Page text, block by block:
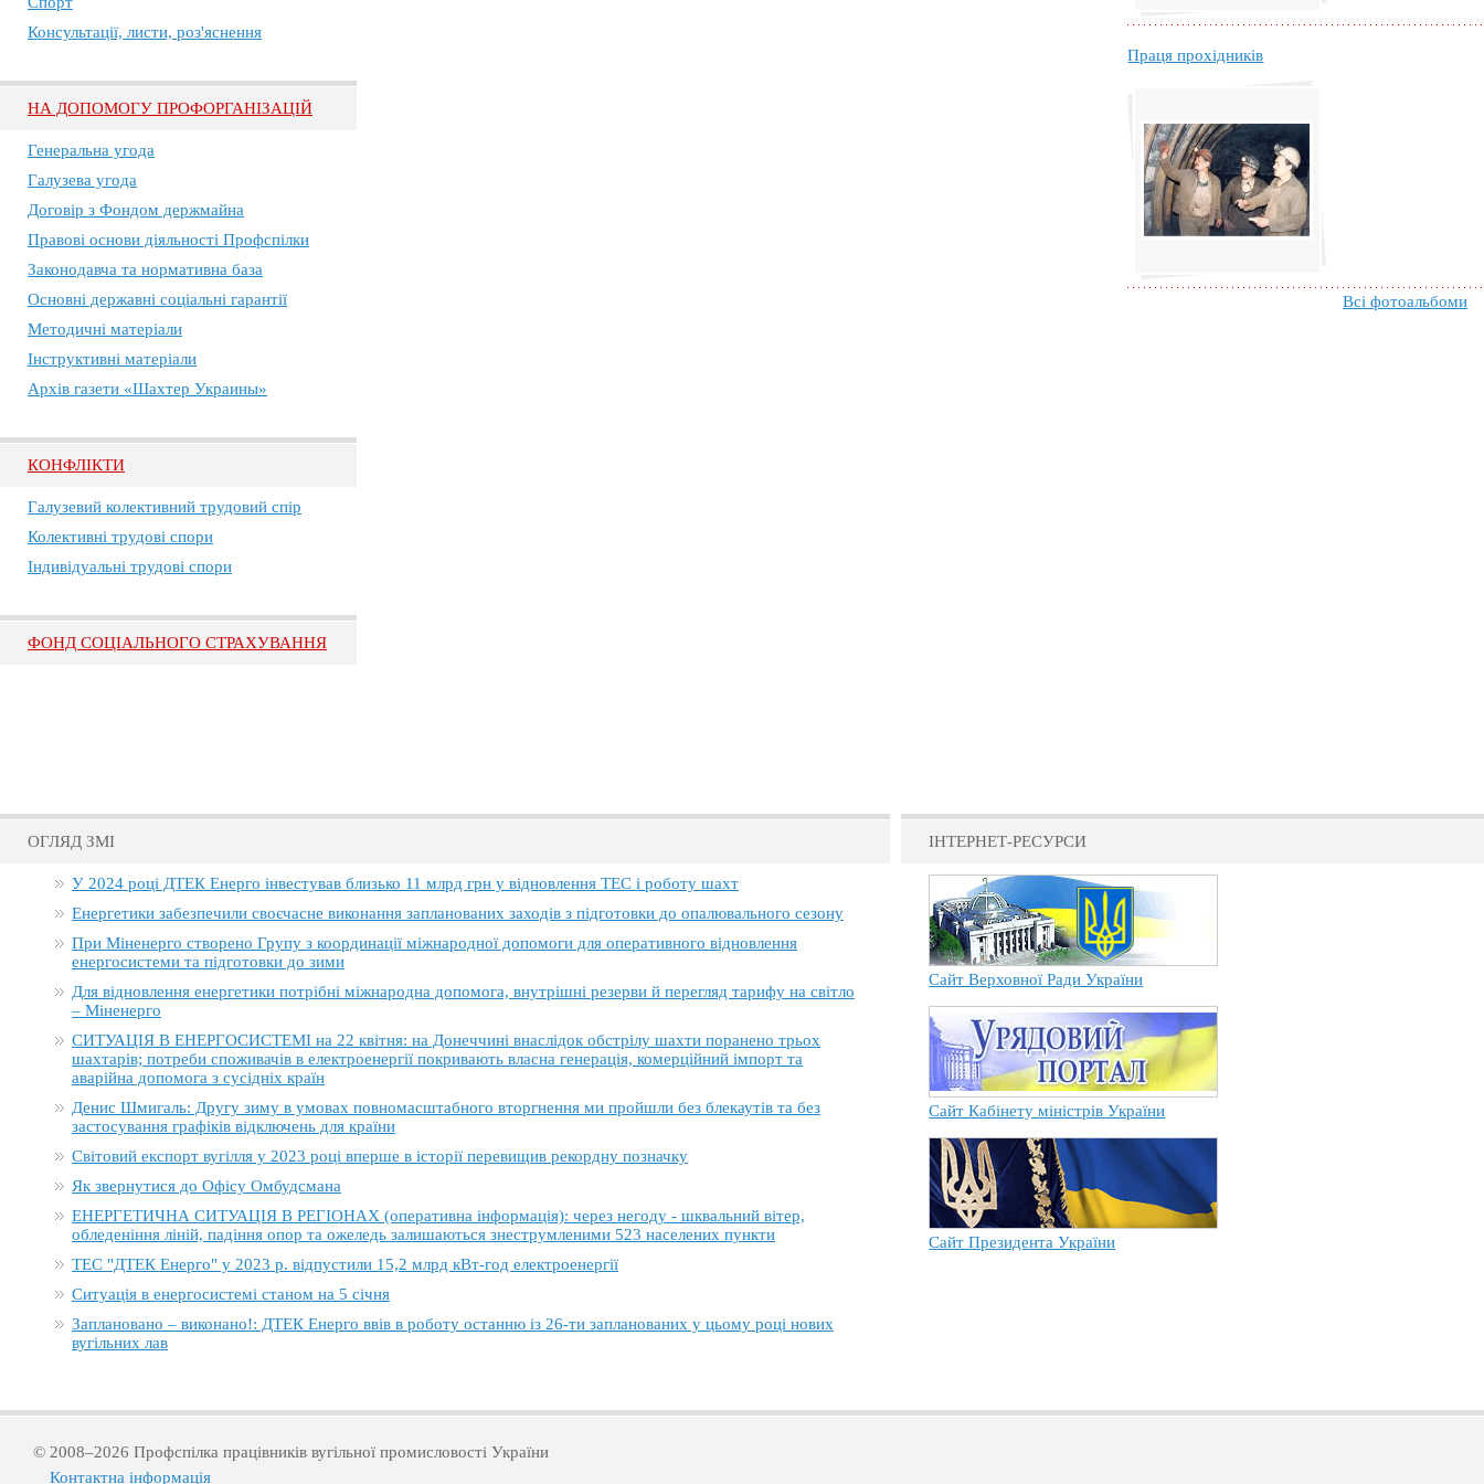
Консультації, листи, роз'яснення
НА ДОПОМОГУ ПРОФОРГАНІЗАЦІЙ
Генеральна угода
Галузева угода
Договір з Фондом держмайна
Правові основи діяльності Профспілки
Законодавча та нормативна база
Основні державні соціальні гарантії
Методичні матеріали
Інструктивні матеріали
Архів газети «Шахтер Украины»
КОНФЛІКТИ
Галузевий колективний трудовий спір
Колективні трудові спори
Індивідуальні трудові спори
ФОНД СОЦІАЛЬНОГО СТРАХУВАННЯ
Праця прохідників
Всі фотоальбоми
ОГЛЯД ЗМІ
У 2024 році ДТЕК Енерго інвестував близько 11 млрд грн у відновлення ТЕС і роботу шахт
Енергетики забезпечили своєчасне виконання запланованих заходів з підготовки до опалювального сезону
При Міненерго створено Групу з координації міжнародної допомоги для оперативного відновлення
енергосистеми та підготовки до зими
Для відновлення енергетики потрібні міжнародна допомога, внутрішні резерви й перегляд тарифу на світло
– Міненерго
СИТУАЦІЯ В ЕНЕРГОСИСТЕМІ на 22 квітня: на Донеччині внаслідок обстрілу шахти поранено трьох
шахтарів; потреби споживачів в електроенергії покривають власна генерація, комерційний імпорт та
аварійна допомога з сусідніх країн
Денис Шмигаль: Другу зиму в умовах повномасштабного вторгнення ми пройшли без блекаутів та без
застосування графіків відключень для країни
Світовий експорт вугілля у 2023 році вперше в історії перевищив рекордну позначку
Як звернутися до Офісу Омбудсмана
ЕНЕРГЕТИЧНА СИТУАЦІЯ В РЕГІОНАХ (оперативна інформація): через негоду - шквальний вітер,
обледеніння ліній, падіння опор та ожеледь залишаються знеструмленими 523 населених пункти
ТЕС "ДТЕК Енерго" у 2023 р. відпустили 15,2 млрд кВт-год електроенергії
Ситуація в енергосистемі станом на 5 січня
Заплановано – виконано!: ДТЕК Енерго ввів в роботу останню із 26-ти запланованих у цьому році нових
вугільних лав
ІНТЕРНЕТ-РЕСУРСИ
Сайт Верховної Ради України
Сайт Кабінету міністрів України
Сайт Президента України
© 2008–2026 Профспілка працівників вугільної промисловості України
Контактна інформація